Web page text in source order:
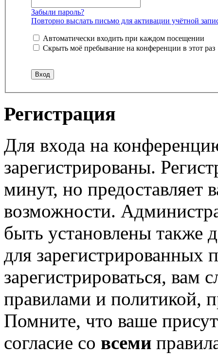
Забыли пароль?
Повторно выслать письмо для активации учётной
Автоматически входить при каждом посещении
Скрыть моё пребывание на конференции в этот раз
Регистрация
Для входа на
зарегистрированы.
минут, но предоставляет
возможности.
быть установлены также
для зарегистрированных
зарегистрироваться, вам
правилами и политикой,
Помните, что ваше
согласие со всеми